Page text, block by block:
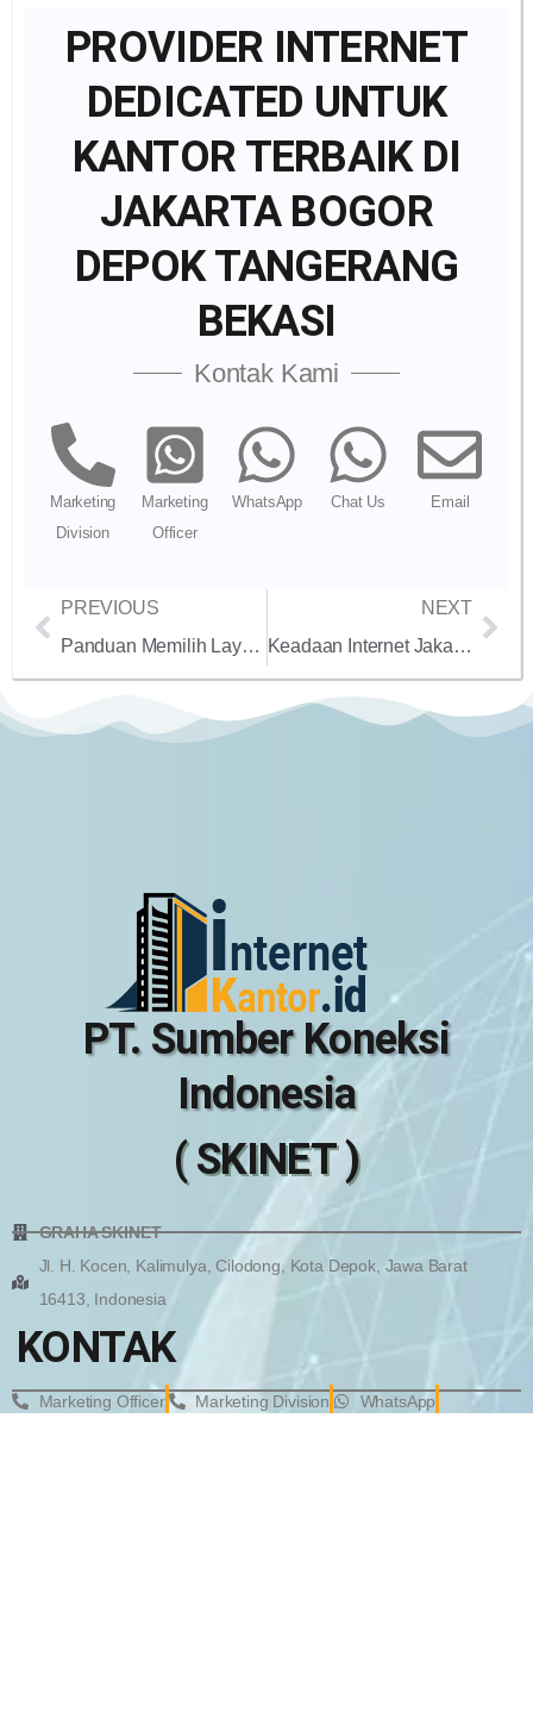
PROVIDER INTERNET
DEDICATED UNTUK
KANTOR TERBAIK DI
JAKARTA BOGOR
DEPOK TANGERANG
BEKASI
Kontak Kami
Marketing
Division
Marketing
Officer
WhatsApp Chat Us Email
PREVIOUS
Panduan Memilih Layanan Internet Fiber Optik Bagi Pemula bisa untuk kantor dan Keunggulannya terutama di wilayah jakarta bogor depok tangerang bekasi karawang
NEXT
Keadaan Internet Jakarta dan Saran Pemilihan Provider Internet, terutama yang berbasiskan dedicated di jakarta bogor depok tangerang bekasi
PT. Sumber Koneksi
Indonesia
( SKINET )
GRAHA SKINET
Jl. H. Kocen, Kalimulya, Cilodong, Kota Depok, Jawa Barat
16413, Indonesia
KONTAK
Marketing Officer Marketing Division
WhatsApp